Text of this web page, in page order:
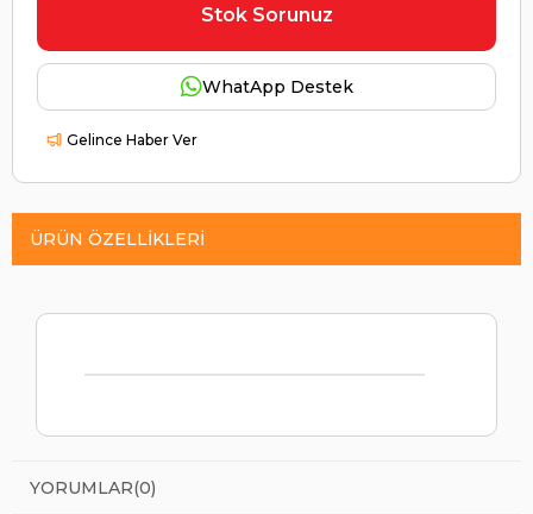
Stok Sorunuz
WhatApp Destek
Gelince Haber Ver
ÜRÜN ÖZELLIKLERI
YORUMLAR(0)